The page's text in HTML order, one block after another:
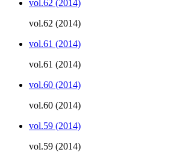
vol.62 (2014)
vol.62 (2014)
vol.61 (2014)
vol.61 (2014)
vol.60 (2014)
vol.60 (2014)
vol.59 (2014)
vol.59 (2014)